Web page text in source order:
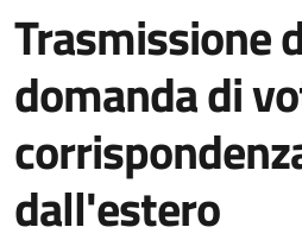
Trasmissione
domanda di
dall'estero